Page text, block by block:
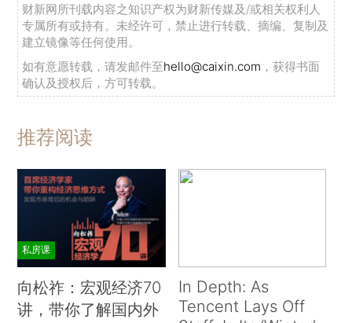
财新网所刊载内容之知识产权为财新传媒及/或相关权利人
专属所有或持有。未经许可，禁止进行转载、摘编、复制及
建立镜像等任何使用。
如有意愿转载，请发邮件至hello@caixin.com ，获得书面
确认及授权后，方可转载。
推荐阅读
私房课
向松祚：宏观经济70
讲，带你了解国内外
In Depth: As
Tencent Lays Off